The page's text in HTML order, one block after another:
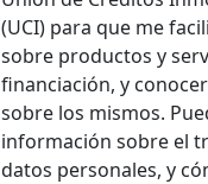
(UCI) para que me
sobre productos y
financiación, y
sobre los mismos.
información sobre el
datos personales, y